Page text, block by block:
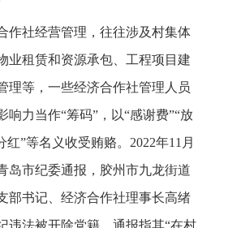
作社经营管理，往往涉及村集体
业租赁和资源承包、工程项目建
理等，一些经济合作社管理人员
响力当作“筹码”，以“感谢费”“放
红”等名义收受贿赂。2022年11月
岛市纪委通报，胶州市九龙街道
部书记、经济合作社理事长高绪
违法被开除党籍。通报指其“在村